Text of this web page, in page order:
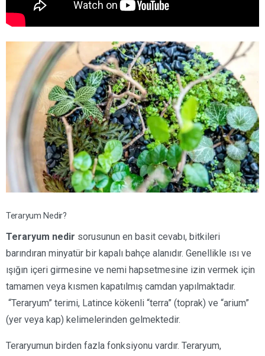
Teraryum Nedir?
Teraryum nedir sorusunun en basit cevabı, bitkileri
barındıran minyatür bir kapalı bahçe alanıdır. Genellikle ısı ve
ışığın içeri girmesine ve nemi hapsetmesine izin vermek için
tamamen veya kısmen kapatılmış camdan yapılmaktadır.
“Teraryum” terimi, Latince kökenli “terra” (toprak) ve “arium”
(yer veya kap) kelimelerinden gelmektedir.
Teraryumun birden fazla fonksiyonu vardır. Teraryum,